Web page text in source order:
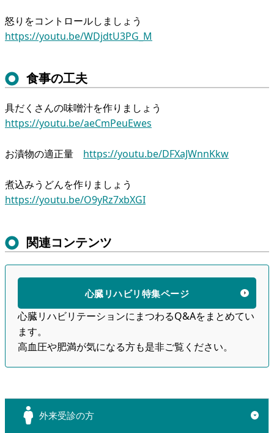
怒りをコントロールしましょう
https://youtu.be/WDjdtU3PG_M
食事の工夫
具だくさんの味噌汁を作りましょう
https://youtu.be/aeCmPeuEwes
お漬物の適正量 https://youtu.be/DFXaJWnnKkw
煮込みうどんを作りましょう
https://youtu.be/O9yRz7xbXGI
関連コンテンツ
心臓リハビリ特集ページ
心臓リハビリテーションにまつわるQ&Aをまとめてい
ます。
高血圧や肥満が気になる方も是非ご覧ください。
外来受診の方 ▼